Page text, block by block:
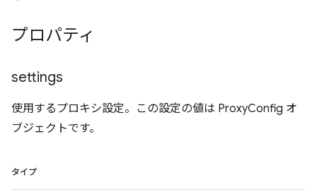
プロパティ
settings
使用するプロキシ設定。この設定の値は ProxyConfig オ
ブジェクトです。
タイプ